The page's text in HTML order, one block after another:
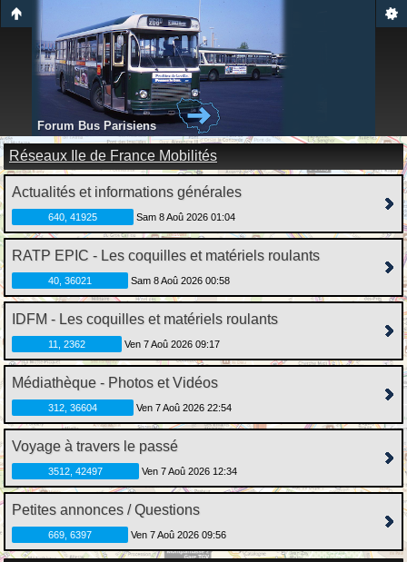
Forum Bus Parisiens
Réseaux Ile de France Mobilités
Actualités et informations générales
640, 41925 Sam 8 Aoû 2026 01:04
RATP EPIC - Les coquilles et matériels roulants
40, 36021 Sam 8 Aoû 2026 00:58
IDFM - Les coquilles et matériels roulants
11, 2362 Ven 7 Aoû 2026 09:17
Médiathèque - Photos et Vidéos
312, 36604 Ven 7 Aoû 2026 22:54
Voyage à travers le passé
3512, 42497 Ven 7 Aoû 2026 12:34
Petites annonces / Questions
669, 6397 Ven 7 Aoû 2026 09:56